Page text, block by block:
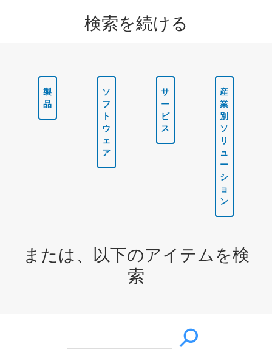
検索を続ける
製
品
ソ
フ
ト
ウ
ェ
ア
サ
ー
ビ
ス
産
業
別
ソ
リ
ュ
ー
シ
ョ
ン
または、以下のアイテムを検
索